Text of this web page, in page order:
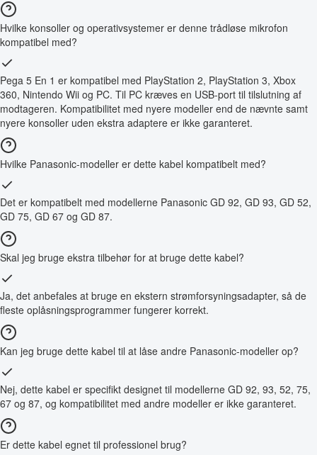
Hvilke konsoller og operativsystemer er denne trådløse mikrofon
kompatibel med?
Pega 5 En 1 er kompatibel med PlayStation 2, PlayStation 3, Xbox
360, Nintendo Wii og PC. Til PC kræves en USB-port til tilslutning af
modtageren. Kompatibilitet med nyere modeller end de nævnte samt
nyere konsoller uden ekstra adaptere er ikke garanteret.
Hvilke Panasonic-modeller er dette kabel kompatibelt med?
Det er kompatibelt med modellerne Panasonic GD 92, GD 93, GD 52,
GD 75, GD 67 og GD 87.
Skal jeg bruge ekstra tilbehør for at bruge dette kabel?
Ja, det anbefales at bruge en ekstern strømforsyningsadapter, så de
fleste oplåsningsprogrammer fungerer korrekt.
Kan jeg bruge dette kabel til at låse andre Panasonic-modeller op?
Nej, dette kabel er specifikt designet til modellerne GD 92, 93, 52, 75,
67 og 87, og kompatibilitet med andre modeller er ikke garanteret.
Er dette kabel egnet til professionel brug?